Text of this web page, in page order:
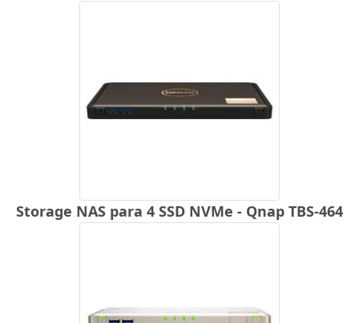
Storage NAS para 4 SSD NVMe - Qnap TBS-464